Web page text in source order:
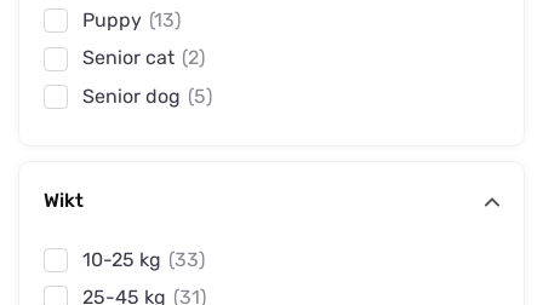
Puppy (13)
Senior cat (2)
Senior dog (5)
Wikt
10-25 kg (33)
25-45 kg (31)